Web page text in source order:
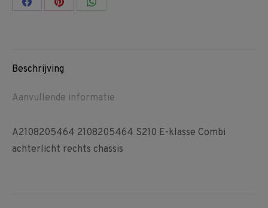
Share Share Share
Beschrijving
Aanvullende informatie
A2108205464 2108205464 S210 E-klasse Combi
achterlicht rechts chassis